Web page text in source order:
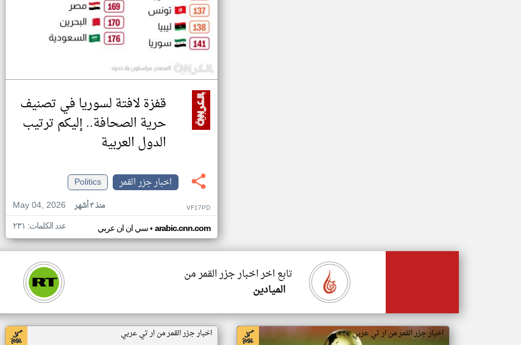
قفزة لافتة لسوريا في تصنيف
حرية الصحافة.. إليكم ترتيب
الدول العربية
اخبار جزر القمر
Politics
May 04, 2026
منذ ٣ أشهر VF17PD
سي ان ان عربي• arabic.cnn.com عدد الكلمات: ٢٣١
تابع اخر اخبار جزر القمر من
الميادين
اخبار جزر القمر من ار تي عربي اخبار جزر القمر من ار تي عربي